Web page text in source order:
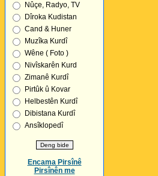
Nûçe, Radyo, TV
Dîroka Kudistan
Cand & Huner
Muzîka Kurdî
Wêne ( Foto )
Nivîskarên Kurd
Zimanê Kurdî
Pirtûk û Kovar
Helbestên Kurdî
Dibistana Kurdî
Ansîklopedî
Encama Pirsînê
Pirsînên me